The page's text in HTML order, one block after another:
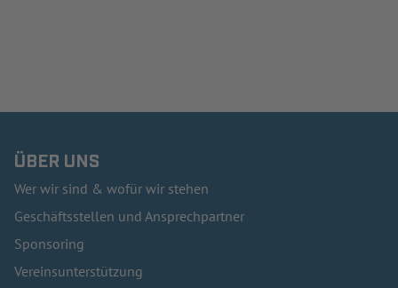
ÜBER UNS
Wer wir sind & wofür wir stehen
Geschäftsstellen und Ansprechpartner
Sponsoring
Vereinsunterstützung